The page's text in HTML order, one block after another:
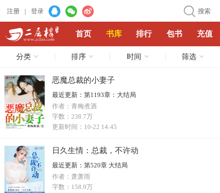
注册 | 登录 搜索
首页 书库 排行 包书 充值
分类 排序 时间 筛选
恶魔总裁的小妻子
最近更新： 第1193章：大结局
作者： 青梅煮酒
字数： 238.7万
更新时间： 10-22 14:45
日久生情：总裁，不许动
最近更新：
第520章 大结局
作者： 萧萧雨
字数： 158.9万